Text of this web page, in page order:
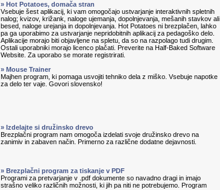
» Hot Potatoes, domača stran
Vsebuje šest aplikacij, ki vam omogočajo ustvarjanje interaktivnih spletnih
nalog; kvizov, križank, naloge ujemanja, dopolnjevanja, mešanih stavkov ali
besed, naloge urejanja in dopolnjevanja. Hot Potatoes ni brezplačen, lahko
pa ga uporabimo za ustvarjanje nepridobitnih aplikacij za pedagoško delo.
Aplikacije morajo biti objavljene na spletu, da so na razpolago tudi drugim.
Ostali uporabniki morajo licenco plačati. Preverite na Half-Baked Software
Website. Za uporabo se morate registrirati.
» Mouse Trainer
Majhen program, ki pomaga usvojiti tehniko dela z miško. Vsebuje napotke
za delo ter vaje. Govori slovensko!
» Izdelajte si družinsko drevo
Brezplačni program nam omogoča izdelati svoje družinsko drevo na
zanimiv in zabaven način. Primerno za različne dodatne dejavnosti.
» Brezplačni program za tiskanje v PDF
Programi za pretvarjanje v .pdf dokumente so navadno dragi in imajo
strašno veliko različnih možnosti, ki jih pa niti ne potrebujemo. Program